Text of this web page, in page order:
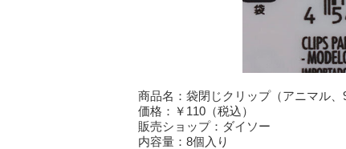
商品名：袋閉じクリップ（アニマル、
価格：￥110（税込）
販売ショップ：ダイソー
内容量：8個入り